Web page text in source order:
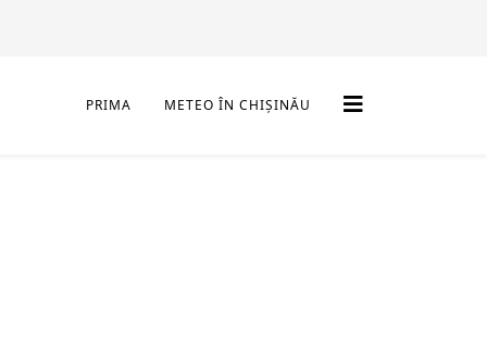
PRIMA METEO ÎN CHIȘINĂU